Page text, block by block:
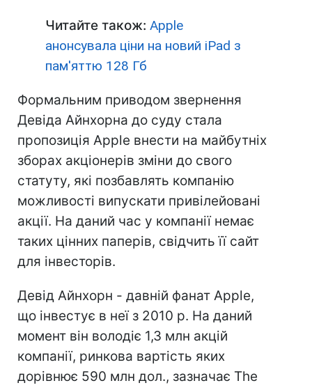
Читайте також: Apple
анонсувала ціни на новий iPad з
пам'яттю 128 Гб
Формальним приводом звернення
Девіда Айнхорна до суду стала
пропозиція Apple внести на майбутніх
зборах акціонерів зміни до свого
статуту, які позбавлять компанію
можливості випускати привілейовані
акції. На даний час у компанії немає
таких цінних паперів, свідчить її сайт
для інвесторів.
Девід Айнхорн - давній фанат Apple,
що інвестує в неї з 2010 р. На даний
момент він володіє 1,3 млн акцій
компанії, ринкова вартість яких
дорівнює 590 млн дол., зазначає The